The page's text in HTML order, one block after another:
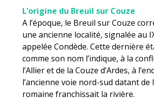
L’origine du Breuil sur Couze
A l’époque, le Breuil sur Couze
une ancienne localité, signalée au
appelée Condède. Cette dernière
comme son nom l’indique, à la
l’Allier et de la Couze d’Ardes, à
l’ancienne voie nord-sud datant de
romaine franchissait la rivière.